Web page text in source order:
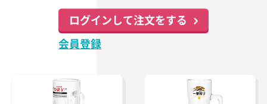
ログインして注文をする
会員登録